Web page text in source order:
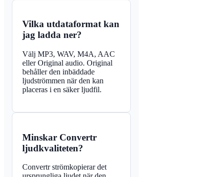
Vilka utdataformat kan
jag ladda ner?
Välj MP3, WAV, M4A, AAC
eller Original audio. Original
behåller den inbäddade
ljudströmmen när den kan
placeras i en säker ljudfil.
Minskar Convertr
ljudkvaliteten?
Convertr strömkopierar det